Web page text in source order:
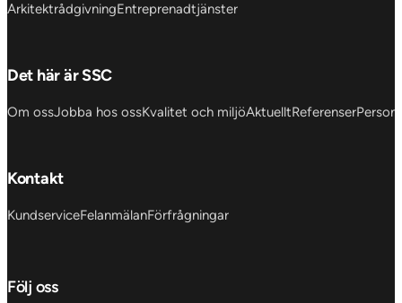
ArkitektrådgivningEntreprenadtjänster
Det här är SSC
Om ossJobba hos ossKvalitet och miljöAktuelltReferenser
Kontakt
KundserviceFelanmälanFörfrågningar
Följ oss